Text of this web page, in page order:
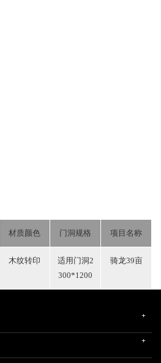
材质颜色 门洞规格 项目名称
木纹转印
适用门洞2
300*1200
骑龙39亩
+
+